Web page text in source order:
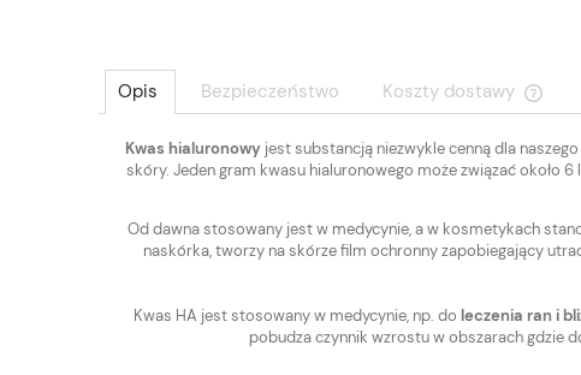
Opis Bezpieczeństwo Koszty dostawy
Kwas hialuronowyjest substancją niezwykle cenną dla
skóry. Jeden gram kwasu hialuronowego może związać około
Od dawna stosowany jest w medycynie, a w kosmetykach
naskórka, tworzy na skórze film ochronny zapobiegający
Kwas HA jest stosowany w medycynie, np. do leczenia ran i
pobudza czynnik wzrostu w obszarach gdzie